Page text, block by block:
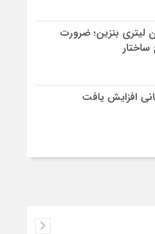
۱۰ میلیون لیتری بنزین؛ ضرورت
افزایش یافت